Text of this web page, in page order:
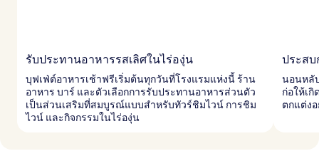
รับประทานอาหารรสเลิศในไร่องุ่น
บุฟเฟ่ต์อาหารเช้าฟรีเริ่มต้นทุกวันที่โรงแรมแห่งนี้ ร้าน
อาหาร บาร์ และตัวเลือกการรับประทานอาหารส่วนตัว
เป็นส่วนเสริมที่สมบูรณ์แบบสำหรับทัวร์ชิมไวน์ การชิม
ไวน์ และกิจกรรมในไร่องุ่น
ประส
นอนหลั
ก่อให้เ
ตกแต่ง